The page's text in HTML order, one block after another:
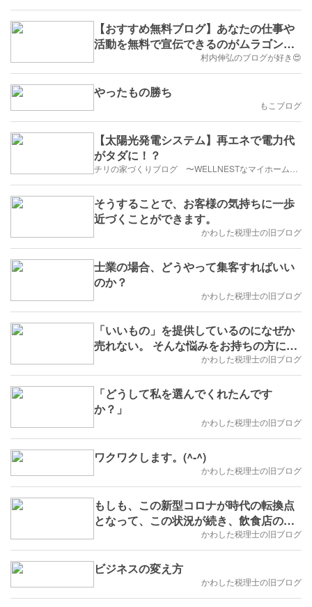
【おすすめ無料ブログ】あなたの仕事や
活動を無料で宣伝できるのがムラゴンで
村内伸弘のブログが好き😍
やったもの勝ち
もこブログ
【太陽光発電システム】再エネで電力代
がタダに！？
そうすることで、お客様の気持ちに一歩
近づくことができます。
かわした税理士の旧ブログ
士業の場合、どうやって集客すればいい
のか？
かわした税理士の旧ブログ
「いいもの」を提供しているのになぜか
売れない。 そんな悩みをお持ちの方にオ
かわした税理士の旧ブログ
「どうして私を選んでくれたんです
か？」
かわした税理士の旧ブログ
ワクワクします。(^-^)
かわした税理士の旧ブログ
もしも、この新型コロナが時代の転換点
となって、この状況が続き、飲食店の需
要が50％まで減ったらどうなるだろう？
かわした税理士の旧ブログ
ビジネスの変え方
かわした税理士の旧ブログ